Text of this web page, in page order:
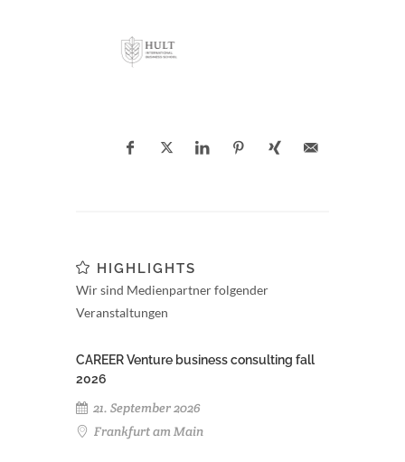
HIGHLIGHTS
Wir sind Medienpartner folgender
Veranstaltungen
CAREER Venture business consulting fall
2026
21. September 2026
Frankfurt am Main